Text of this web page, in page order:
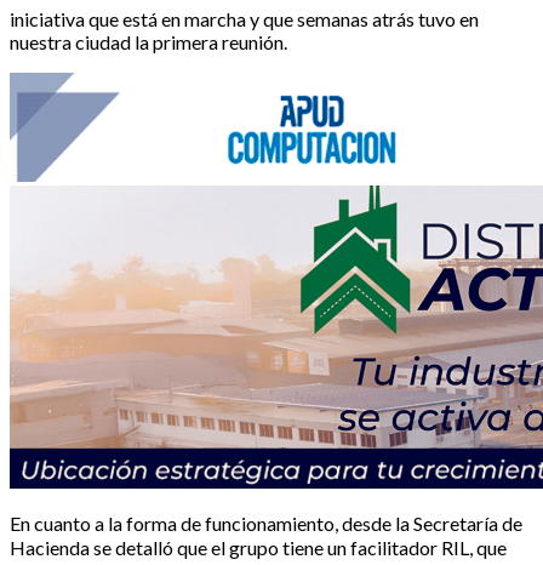
iniciativa que está en marcha y que semanas atrás tuvo en
nuestra ciudad la primera reunión.
En cuanto a la forma de funcionamiento, desde la Secretaría de
Hacienda se detalló que el grupo tiene un facilitador RIL, que